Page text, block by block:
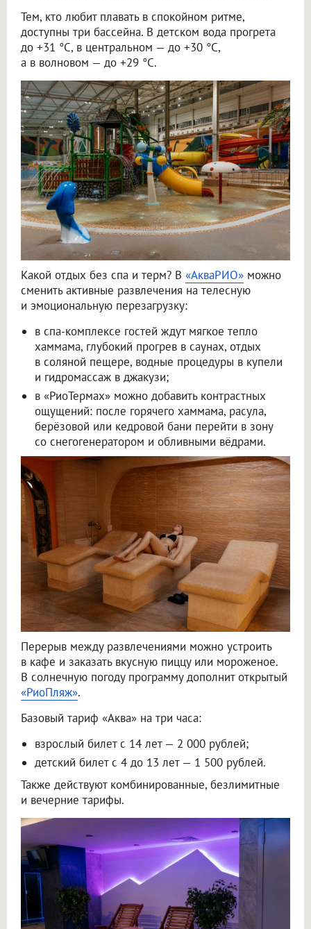
Тем, кто любит плавать в спокойном ритме,
доступны три бассейна. В детском вода прогрета
до +31 °C, в центральном — до +30 °C,
а в волновом — до +29 °C.
Какой отдых без спа и терм? В «АкваРИО» можно
сменить активные развлечения на телесную
и эмоциональную перезагрузку:
в спа-комплексе гостей ждут мягкое тепло
хаммама, глубокий прогрев в саунах, отдых
в соляной пещере, водные процедуры в купели
и гидромассаж в джакузи;
в «РиоТермах» можно добавить контрастных
ощущений: после горячего хаммама, расула,
берёзовой или кедровой бани перейти в зону
со снегогенератором и обливными вёдрами.
Перерыв между развлечениями можно устроить
в кафе и заказать вкусную пиццу или мороженое.
В солнечную погоду программу дополнит открытый
«РиоПляж».
Базовый тариф «Аква» на три часа:
взрослый билет с 14 лет — 2 000 рублей;
детский билет с 4 до 13 лет — 1 500 рублей.
Также действуют комбинированные, безлимитные
и вечерние тарифы.